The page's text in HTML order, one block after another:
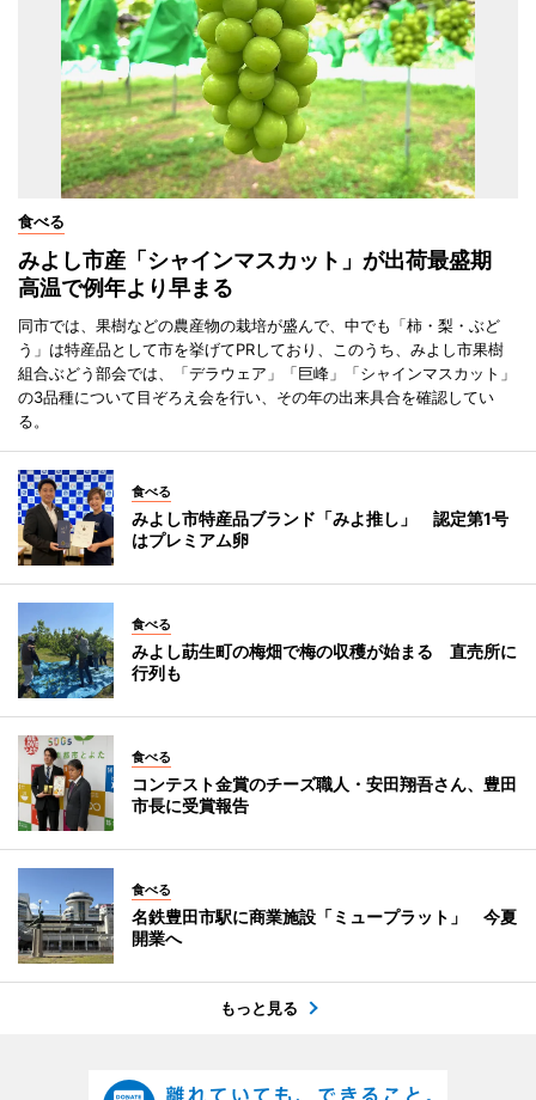
食べる
みよし市産「シャインマスカット」が出荷最盛期
高温で例年より早まる
同市では、果樹などの農産物の栽培が盛んで、中でも「柿・梨・ぶど
う」は特産品として市を挙げてPRしており、このうち、みよし市果樹
組合ぶどう部会では、「デラウェア」「巨峰」「シャインマスカット」
の3品種について目ぞろえ会を行い、その年の出来具合を確認してい
る。
食べる
みよし市特産品ブランド「みよ推し」 認定第1号
はプレミアム卵
食べる
みよし莇生町の梅畑で梅の収穫が始まる 直売所に
行列も
食べる
コンテスト金賞のチーズ職人・安田翔吾さん、豊田
市長に受賞報告
食べる
名鉄豊田市駅に商業施設「ミュープラット」 今夏
開業へ
もっと見る